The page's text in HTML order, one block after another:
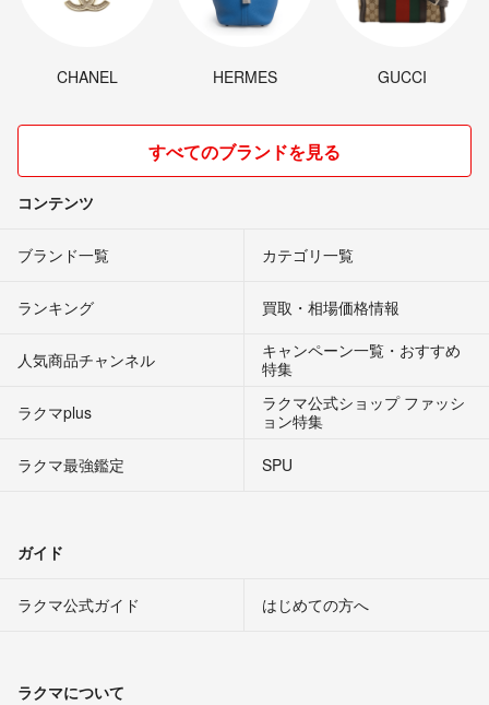
CHANEL HERMES GUCCI
すべてのブランドを見る
コンテンツ
ブランド一覧 カテゴリ一覧
ランキング 買取・相場価格情報
人気商品チャンネル
キャンペーン一覧・おすすめ
特集
ラクマplus
ラクマ公式ショップ ファッシ
ョン特集
ラクマ最強鑑定
SPU
ガイド
ラクマ公式ガイド はじめての方へ
ラクマについて